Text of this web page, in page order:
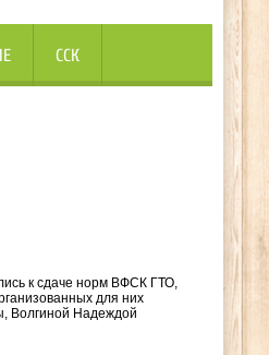
ССК
к сдаче норм ВФСК ГТО,
для них
Волгиной Надеждой